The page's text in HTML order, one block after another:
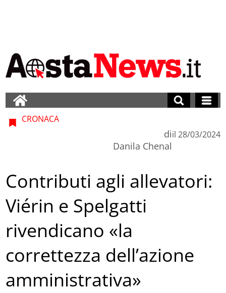
CRONACA
di
Danila Chenal
il 28/03/2024
Contributi agli allevatori:
Viérin e Spelgatti
rivendicano «la
correttezza dell’azione
amministrativa»